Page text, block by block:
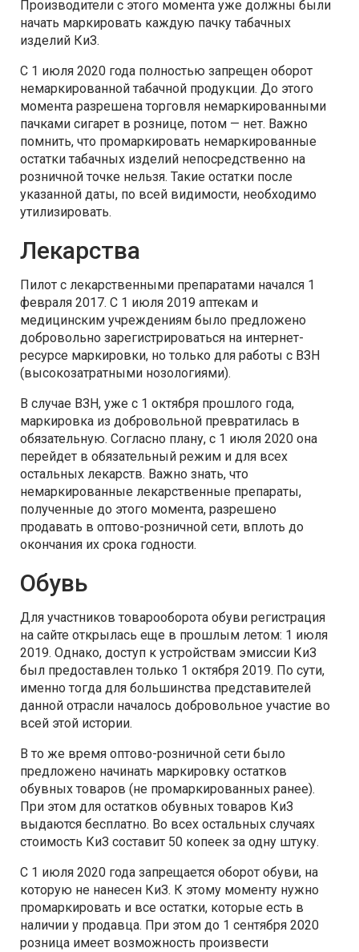
Производители с этого момента уже должны были
начать маркировать каждую пачку табачных
изделий КиЗ.
С 1 июля 2020 года полностью запрещен оборот
немаркированной табачной продукции. До этого
момента разрешена торговля немаркированными
пачками сигарет в рознице, потом — нет. Важно
помнить, что промаркировать немаркированные
остатки табачных изделий непосредственно на
розничной точке нельзя. Такие остатки после
указанной даты, по всей видимости, необходимо
утилизировать.
Лекарства
Пилот с лекарственными препаратами начался 1
февраля 2017. С 1 июля 2019 аптекам и
медицинским учреждениям было предложено
добровольно зарегистрироваться на интернет-
ресурсе маркировки, но только для работы с ВЗН
(высокозатратными нозологиями).
В случае ВЗН, уже с 1 октября прошлого года,
маркировка из добровольной превратилась в
обязательную. Согласно плану, с 1 июля 2020 она
перейдет в обязательный режим и для всех
остальных лекарств. Важно знать, что
немаркированные лекарственные препараты,
полученные до этого момента, разрешено
продавать в оптово-розничной сети, вплоть до
окончания их срока годности.
Обувь
Для участников товарооборота обуви регистрация
на сайте открылась еще в прошлым летом: 1 июля
2019. Однако, доступ к устройствам эмиссии КиЗ
был предоставлен только 1 октября 2019. По сути,
именно тогда для большинства представителей
данной отрасли началось добровольное участие во
всей этой истории.
В то же время оптово-розничной сети было
предложено начинать маркировку остатков
обувных товаров (не промаркированных ранее).
При этом для остатков обувных товаров КиЗ
выдаются бесплатно. Во всех остальных случаях
стоимость КиЗ составит 50 копеек за одну штуку.
С 1 июля 2020 года запрещается оборот обуви, на
которую не нанесен КиЗ. К этому моменту нужно
промаркировать и все остатки, которые есть в
наличии у продавца. При этом до 1 сентября 2020
розница имеет возможность произвести